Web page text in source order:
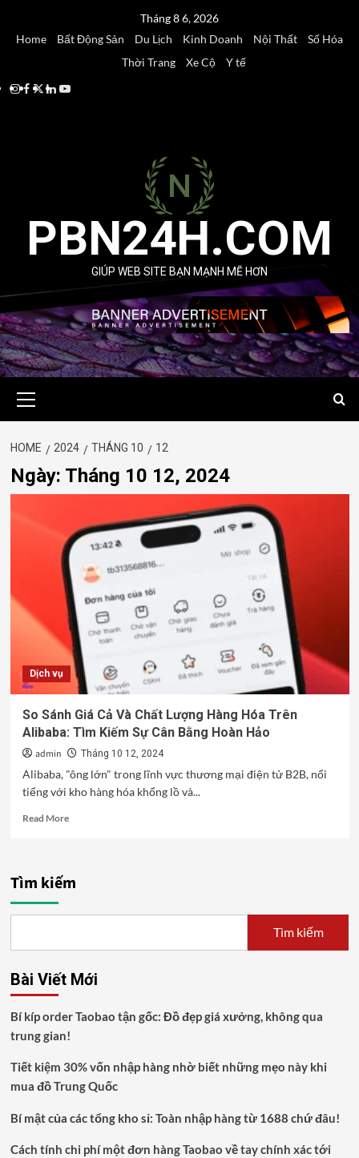
Tháng 8 6, 2026
Home
Bất Động Sản Du Lịch Kinh Doanh Nội Thất
Số Hóa
Thời Trang
Xe Cộ
Y tế
Instagram
Facebook
Twitter
Linkedin
Youtube
PBN24H.COM
GIÚP WEB SITE BẠN MẠNH MẼ HƠN
Menu
HOME 2024 THÁNG 10 12
Ngày: Tháng 10 12, 2024
Dịch vụ
So Sánh Giá Cả Và Chất Lượng Hàng Hóa Trên
Alibaba: Tìm Kiếm Sự Cân Bằng Hoàn Hảo
admin Tháng 10 12, 2024
Alibaba, "ông lớn" trong lĩnh vực thương mại điện tử B2B, nổi
tiếng với kho hàng hóa khổng lồ và...
Read MoreRead
Giá
Lượng
Hóa
Alibaba:
Kiếm
Cân
Bằng
Hảo
Tìm kiếm
Tìm kiếm
Bài Viết Mới
Bí kíp order Taobao tận gốc: Đồ đẹp giá xưởng, không qua
trung gian!
Tiết kiệm 30% vốn nhập hàng nhờ biết những mẹo này khi
mua đồ Trung Quốc
Bí mật của các tổng kho sỉ: Toàn nhập hàng từ 1688 chứ đâu!
Cách tính chi phí một đơn hàng Taobao về tay chính xác tới